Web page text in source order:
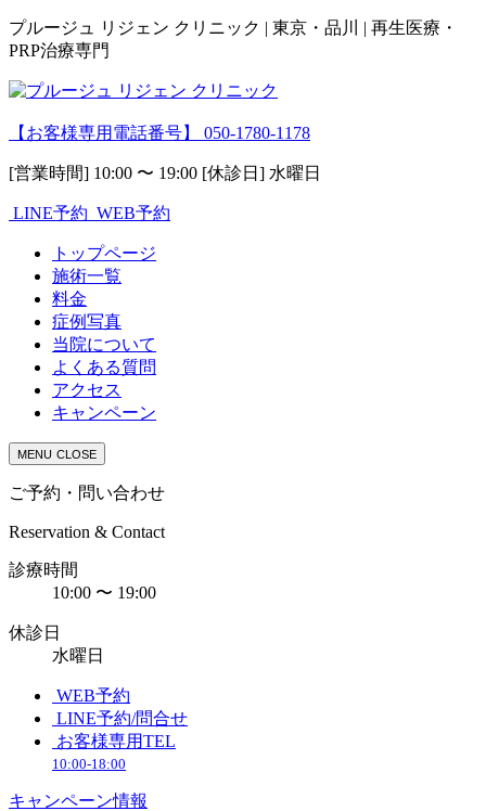
プルージュ リジェン クリニック | 東京・品川 | 再生医療・
PRP治療専門
【お客様専用電話番号】 050-1780-1178
[営業時間] 10:00 〜 19:00 [休診日] 水曜日
LINE予約 WEB予約
トップページ
施術一覧
料金
症例写真
当院について
よくある質問
アクセス
キャンペーン
MENU CLOSE
ご予約・問い合わせ
Reservation & Contact
診療時間
10:00 〜 19:00
休診日
水曜日
WEB予約
LINE予約/問合せ
お客様専用TEL
10:00-18:00
キャンペーン情報